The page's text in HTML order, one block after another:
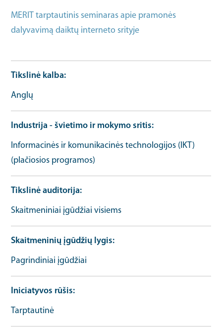
MERIT tarptautinis seminaras apie pramonės
dalyvavimą daiktų interneto srityje
Tikslinė kalba
Anglų
Industrija - švietimo ir mokymo sritis
Informacinės ir komunikacinės technologijos (IKT)
(plačiosios programos)
Tikslinė auditorija
Skaitmeniniai įgūdžiai visiems
Skaitmeninių įgūdžių lygis
Pagrindiniai įgūdžiai
Iniciatyvos rūšis
Tarptautinė